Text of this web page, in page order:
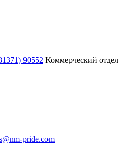
90552 Коммерческий отдел
pride.com